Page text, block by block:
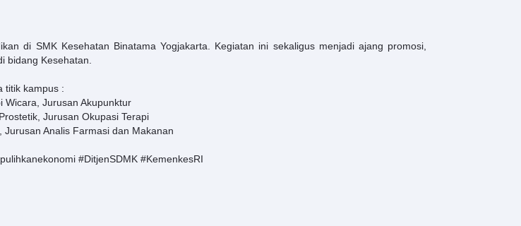
di SMK Kesehatan Binatama Yogjakarta. Kegiatan ini sekaligus menjadi ajang promosi,
bidang Kesehatan.
titik kampus :
Wicara, Jurusan Akupunktur
Jurusan Okupasi Terapi
Analis Farmasi dan Makanan
#DitjenSDMK #KemenkesRI